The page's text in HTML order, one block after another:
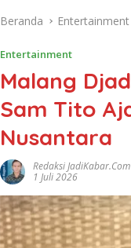
Beranda Entertainment
Entertainment
Malang
Sam Tito
Nusantara
Redaksi JadiKabar.com
1 Juli 2026